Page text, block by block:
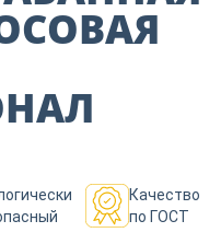
Качество
по ГОСТ